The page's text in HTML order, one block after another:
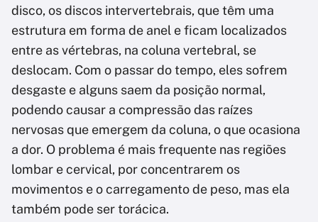
disco, os discos intervertebrais, que têm uma
estrutura em forma de anel e ficam localizados
entre as vértebras, na coluna vertebral, se
deslocam. Com o passar do tempo, eles sofrem
desgaste e alguns saem da posição normal,
podendo causar a compressão das raízes
nervosas que emergem da coluna, o que ocasiona
a dor. O problema é mais frequente nas regiões
lombar e cervical, por concentrarem os
movimentos e o carregamento de peso, mas ela
também pode ser torácica.